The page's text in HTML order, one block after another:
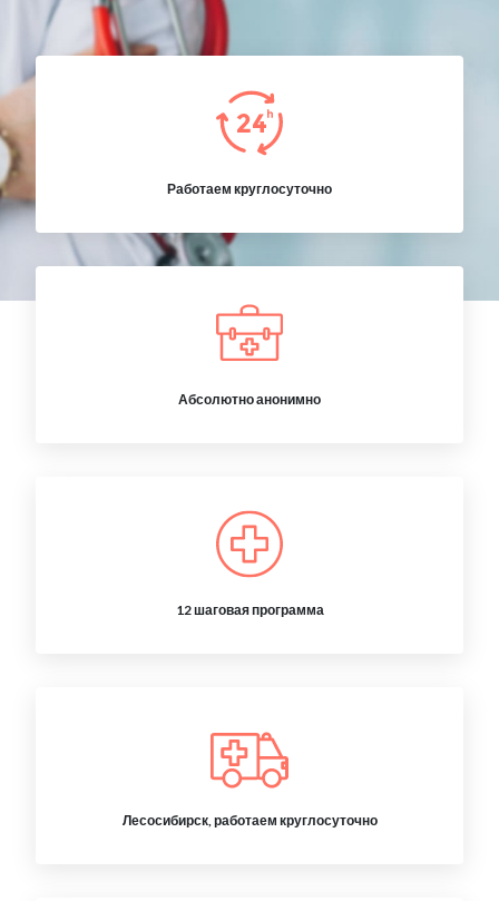
Работаем круглосуточно
Абсолютно анонимно
12 шаговая программа
Лесосибирск, работаем круглосуточно